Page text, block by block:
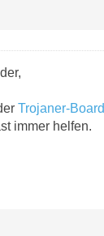
Trojaner-Board
immer helfen.